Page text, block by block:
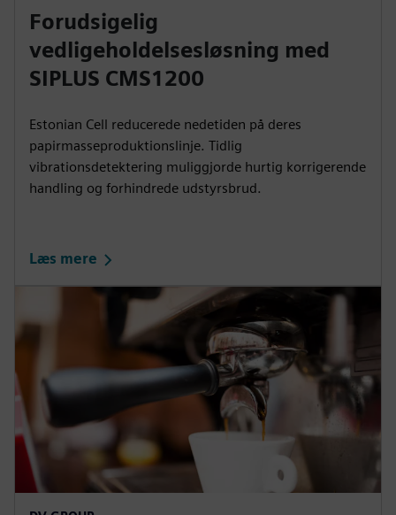
Forudsigelig
vedligeholdelsesløsning med
SIPLUS CMS1200
Estonian Cell reducerede nedetiden på deres
papirmasseproduktionslinje. Tidlig
vibrationsdetektering muliggjorde hurtig korrigerende
handling og forhindrede udstyrsbrud.
Læs mere